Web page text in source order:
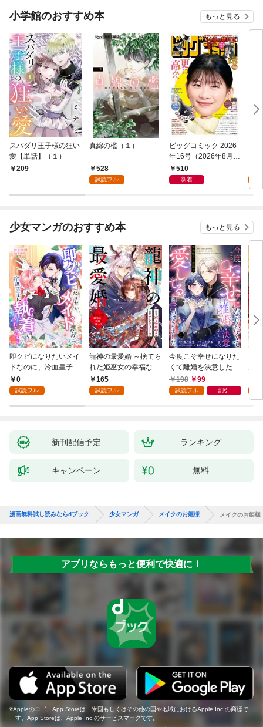
小学館のおすすめ本 もっと見る
スパダリ王子様の狂い
愛【単話】（１）
209
真綿の檻（１）
528
試読フル
ビッグコミック 2026
年16号（2026年8月7
日発売）
510
新着
少女マンガのおすすめ本 もっと見る
即クビになりたいメイ
ドなのに、冷血皇子に
執着されています第1
話
0
試読フル
龍神の最愛婚 ～捨てら
れた姫巫女の幸福な嫁
入り～: 1
165
試読フル
今度こそ幸せになりた
くて離婚を決意したと
ころ、無表情な旦那様
が「愛してる」と言っ
198 99
試読フル 割引
新刊配信予定 ランキング
キャンペーン 無料
漫画無料試し読みならdブック 少女マンガ メイクのお姫様 メイクのお姫様
アプリならもっと便利で快適に！
Appleのロゴ、App Storeは、米国もしくはその他の国や地域におけるApple Inc.の商標で
す。App Storeは、Apple Inc.のサービスマークです。